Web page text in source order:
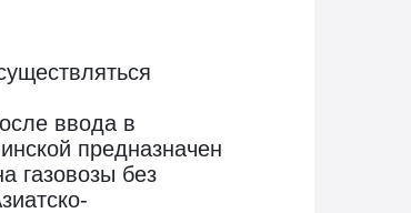
ввода в
предназначен
газовозы без